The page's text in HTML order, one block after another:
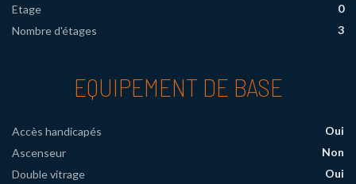
Etage
0
Nombre d'étages
3
EQUIPEMENT DE BASE
Accès handicapés
Oui
Ascenseur
Non
Double vitrage
Oui